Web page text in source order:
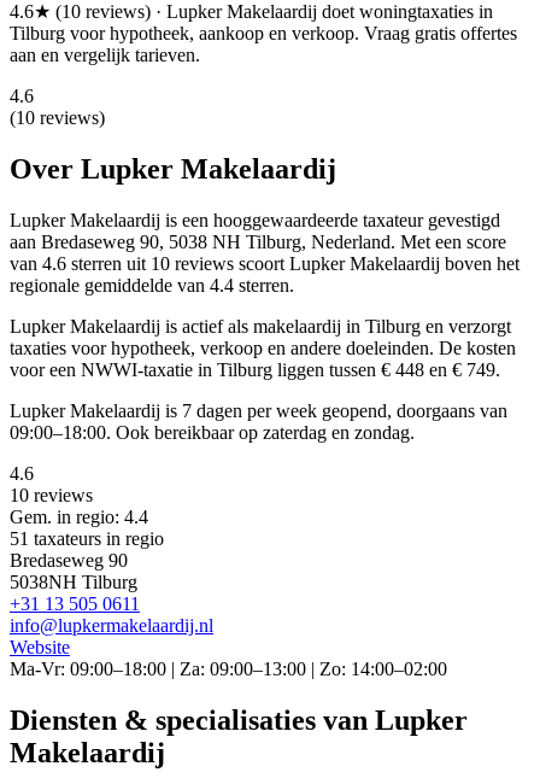
4.6★ (10 reviews) · Lupker Makelaardij doet woningtaxaties in
Tilburg voor hypotheek, aankoop en verkoop. Vraag gratis offertes
aan en vergelijk tarieven.
4.6
(10 reviews)
Over Lupker Makelaardij
Lupker Makelaardij is een hooggewaardeerde taxateur gevestigd
aan Bredaseweg 90, 5038 NH Tilburg, Nederland. Met een score
van 4.6 sterren uit 10 reviews scoort Lupker Makelaardij boven het
regionale gemiddelde van 4.4 sterren.
Lupker Makelaardij is actief als makelaardij in Tilburg en verzorgt
taxaties voor hypotheek, verkoop en andere doeleinden. De kosten
voor een NWWI-taxatie in Tilburg liggen tussen € 448 en € 749.
Lupker Makelaardij is 7 dagen per week geopend, doorgaans van
09:00–18:00. Ook bereikbaar op zaterdag en zondag.
4.6
10 reviews
Gem. in regio: 4.4
51 taxateurs in regio
Bredaseweg 90
5038NH Tilburg
+31 13 505 0611
info@lupkermakelaardij.nl
Website
Ma-Vr: 09:00–18:00 | Za: 09:00–13:00 | Zo: 14:00–02:00
Diensten & specialisaties van Lupker
Makelaardij